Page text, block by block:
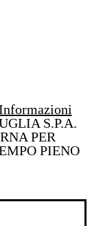
S.P.A.
PER
PIENO